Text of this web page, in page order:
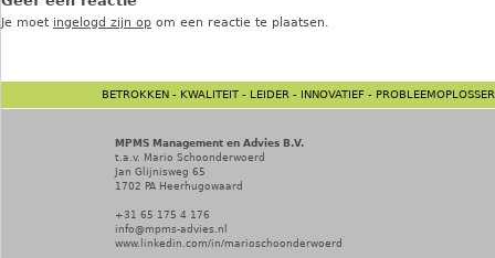
Je moet ingelogd zijn op om een reactie te plaatsen.
BETROKKEN - KWALITEIT - LEIDER - INNOVATIEF -
MPMS Management en Advies B.V.
t.a.v. Mario Schoonderwoerd
Jan Glijnisweg 65
1702 PA Heerhugowaard
+31 65 175 4 176
info@mpms-advies.nl
www.linkedin.com/in/marioschoonderwoerd